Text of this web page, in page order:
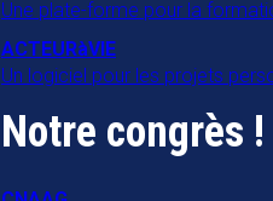
Une plate-forme pour la
ACTEURàVIE
Un logiciel pour les projets
Notre congrès !